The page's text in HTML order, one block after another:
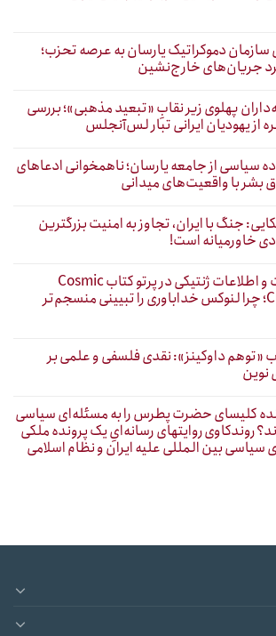
دموکراتیک یارسان به عرصه تحزب؛
جریان‌های خارج‌نشین
پهلوی زیر نقابِ «تبعید مذهبی»؛ بررسی
از یهودیان ایرانی تبار لس‌آنجلس
سیاسی از جامعه یارسان؛ ناهمخوانی ادعاهای
بشر با واقعیت‌های میدانی
جنگ با ایران، تجاوز به امنیت بزرگترین
خاورمیانه است!
منشأ حیات و اطلاعات ژنتیکی در پرتو کتاب Cosmic
Chemistry؛ چرا لنوکس خداباوری را تبیینی منسجم‌تر
«توهم داوکینز»: نقدی فلسفی و علمی بر
نوین
کلیسای حضرت پطرس را به مسئله‌ای سیاسی
روندکاوی روایتهای رسانه‌ایِ یک پرونده ملکی
سیاسی بین المللی علیه ایران و نظام اسلامی